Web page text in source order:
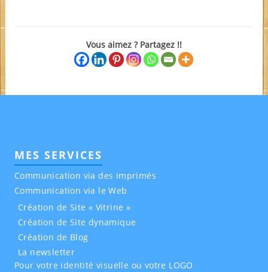
Vous aimez ? Partagez !!
MES SERVICES
Communication via des imprimés
Communication via le Web
Création de Site « Vitrine »
Création de Site dynamique
Création de Blog
La newsletter
Pour votre identité visuelle ou votre LOGO